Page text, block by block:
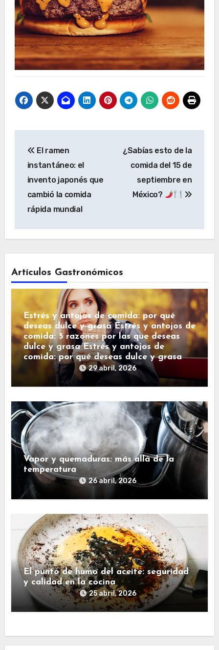
de
entradas
El ramen
instantáneo: el
invento japonés que
cambió la comida
rápida mundial
¿Sabías esto de la
comida del 15 de
septiembre en
México?
Artículos Gastronómicos
Estrés y antojos de comida: por qué
deseas dulce y grasa Estrés y antojos de
comida: 5 razones por las que deseas
dulce y grasa Estrés y antojos de
comida: por qué deseas dulce y grasa
29 abril, 2026
Vapor y quemaduras: más allá de la
temperatura
26 abril, 2026
El punto de humo del aceite: seguridad
y calidad en la cocina
25 abril, 2026